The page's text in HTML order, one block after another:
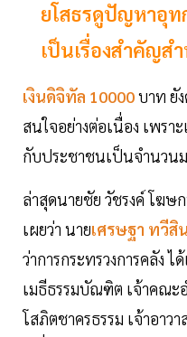
ยโสธรดูปัญหาอุท
เป็นเรื่องสำคัญส
เงินดิจิทัล 10000บาท ยั
สนใจอย่างต่อเนื่อง เพรา
กับประชาชนเป็นจำนวน
ล่าสุดนายชัย วัชรงค์ โฆษ
เผยว่า นายเศรษฐา ทวีสิน
ว่าการกระทรวงการคลัง
เมธีธรรมบัณฑิต เจ้าคณะ
โสภิตชาครธรรม เจ้าอาว